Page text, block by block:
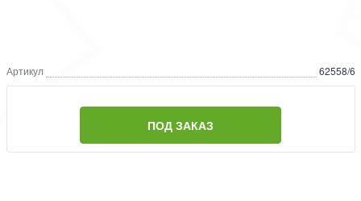
Артикул 62558/6
ПОД ЗАКАЗ